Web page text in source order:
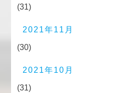
(31)
2021年11月
(30)
2021年10月
(31)